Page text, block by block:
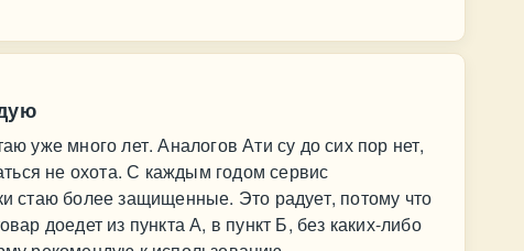
уже много лет. Аналогов Ати су до сих пор нет,
не охота. С каждым годом сервис
стаю более защищенные. Это радует, потому что
доедет из пункта А, в пункт Б, без каких-либо